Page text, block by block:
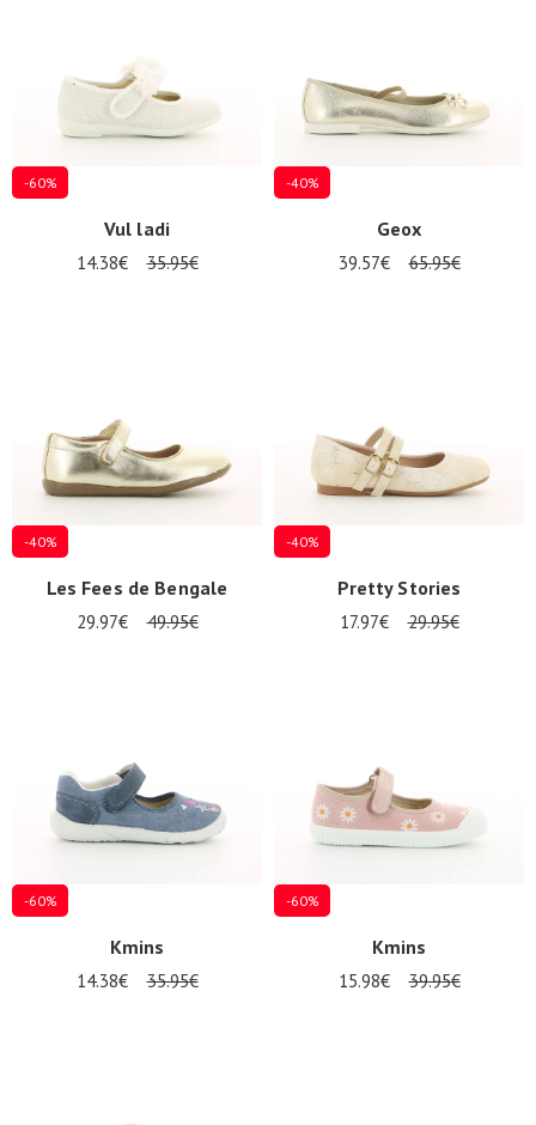
Nos 11
magasins
Bon
cadeau
-60%
Vul ladi
14.38€ 35.95€
-40%
Geox
39.57€ 65.95€
-40%
Les Fees de Bengale
29.97€ 49.95€
-40%
Pretty Stories
17.97€ 29.95€
-60%
Kmins
14.38€ 35.95€
-60%
Kmins
15.98€ 39.95€